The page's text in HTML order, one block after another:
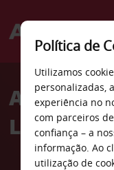
Welcome
AvisAluguer
Lube em
Política de
Utilizamos
personalizadas,
experiência no
com parceiros
confiança – a
informação. Ao
utilização de